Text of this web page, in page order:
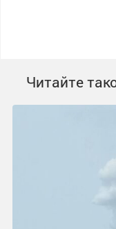
Читайте